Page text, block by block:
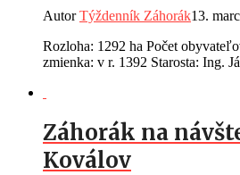
AutorTýždenník Záhorák13.
Rozloha: 1292 ha Počet
zmienka: v r. 1392 Starosta: Ing.
Záhorák na
Koválov